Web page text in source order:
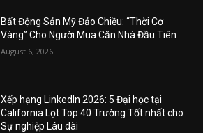
Bất Động Sản Mỹ Đảo Chiều: “Thời Cơ
Vàng” Cho Người Mua Căn Nhà Đầu Tiên
August 6, 2026
Xếp hạng LinkedIn 2026: 5 Đại học tại
California Lọt Top 40 Trường Tốt nhất cho
Sự nghiệp Lâu dài